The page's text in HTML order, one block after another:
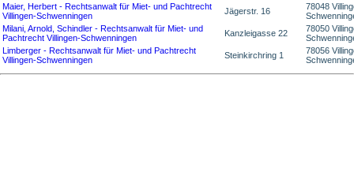
Maier, Herbert - Rechtsanwalt für Miet- und Pachtrecht
Villingen-Schwenningen
Jägerstr. 16
78048
Milani, Arnold, Schindler - Rechtsanwalt für Miet- und
Pachtrecht Villingen-Schwenningen
Kanzleigasse 22
78050
Limberger - Rechtsanwalt für Miet- und Pachtrecht
Villingen-Schwenningen
Steinkirchring 1
78056